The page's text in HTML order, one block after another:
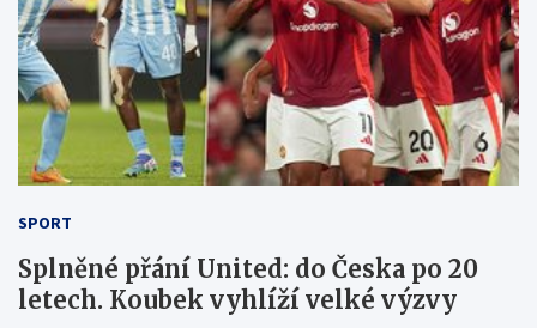
SPORT
Splněné přání United: do Česka po 20
letech. Koubek vyhlíží velké výzvy